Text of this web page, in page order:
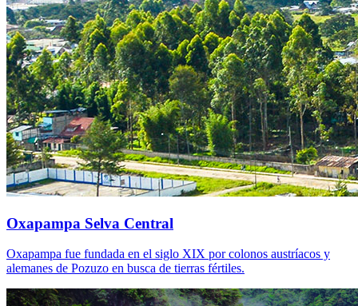
Oxapampa Selva Central
Oxapampa fue fundada en el siglo XIX por colonos austríacos y
alemanes de Pozuzo en busca de tierras fértiles.